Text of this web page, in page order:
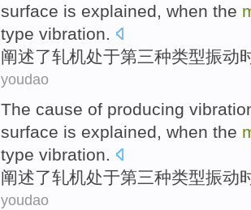
surface is explained when the
type vibration
阐述了轧机处于第三种类型振动
youdao
The cause of producing
surface is explained, when the
type vibration.
阐述了轧机处于第三种类型振动
youdao